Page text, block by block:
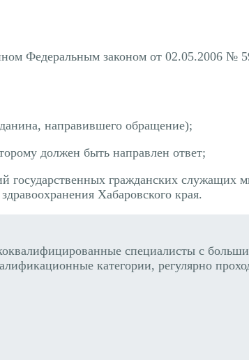
Федеральным законом от 02.05.2006 №
направившего обращение);
должен быть направлен ответ;
гражданских служащих
Хабаровского края.
специалисты с
категории, регулярно